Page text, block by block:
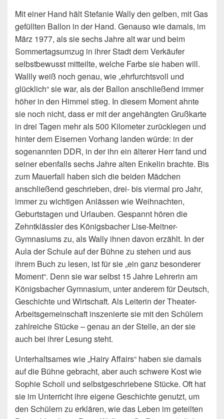
Mit einer Hand hält Stefanie Wally den gelben, mit Gas
gefüllten Ballon in der Hand. Genauso wie damals, im
März 1977, als sie sechs Jahre alt war und beim
Sommertagsumzug in ihrer Stadt dem Verkäufer
selbstbewusst mitteilte, welche Farbe sie haben will.
Wallly weiß noch genau, wie „ehrfurchtsvoll und
glücklich“ sie war, als der Ballon anschließend immer
höher in den Himmel stieg. In diesem Moment ahnte
sie noch nicht, dass er mit der angehängten Grußkarte
in drei Tagen mehr als 500 Kilometer zurücklegen und
hinter dem Eisernen Vorhang landen würde: in der
sogenannten DDR, in der ihn ein älterer Herr fand und
seiner ebenfalls sechs Jahre alten Enkelin brachte. Bis
zum Mauerfall haben sich die beiden Mädchen
anschließend geschrieben, drei- bis viermal pro Jahr,
immer zu wichtigen Anlässen wie Weihnachten,
Geburtstagen und Urlauben. Gespannt hören die
Zehntklässler des Königsbacher Lise-Meitner-
Gymnasiums zu, als Wally ihnen davon erzählt. In der
Aula der Schule auf der Bühne zu stehen und aus
ihrem Buch zu lesen, ist für sie „ein ganz besonderer
Moment“. Denn sie war selbst 15 Jahre Lehrerin am
Königsbacher Gymnasium, unter anderem für Deutsch,
Geschichte und Wirtschaft. Als Leiterin der Theater-
Arbeitsgemeinschaft inszenierte sie mit den Schülern
zahlreiche Stücke – genau an der Stelle, an der sie
auch bei ihrer Lesung steht.
Unterhaltsames wie „Hairy Affairs“ haben sie damals
auf die Bühne gebracht, aber auch schwere Kost wie
Sophie Scholl und selbstgeschriebene Stücke. Oft hat
sie im Unterricht ihre eigene Geschichte genutzt, um
den Schülern zu erklären, wie das Leben im geteilten